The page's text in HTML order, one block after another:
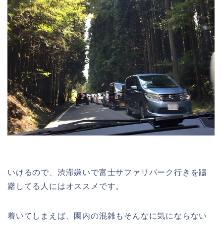
いけるので、渋滞嫌いで富士サファリパーク行きを躊
躇してる人にはオススメです。
着いてしまえば、園内の混雑もそんなに気にならない